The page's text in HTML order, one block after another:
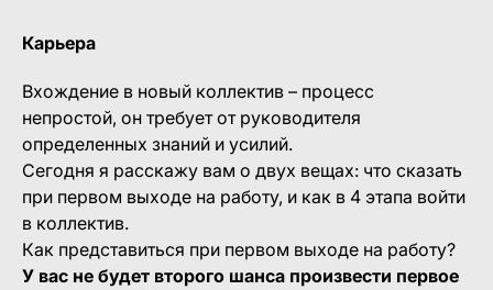
Карьера
Вхождение в новый коллектив – процесс
непростой, он требуетот руководителя
определенных знаний и усилий.
Сегодня я расскажу вам о двух вещах: что сказать
при первом выходе на работу, и как в 4 этапа войти
в коллектив.
Как представиться при первом выходе на работу?
У вас не будет второго шанса произвести первое